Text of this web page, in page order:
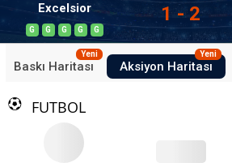
Excelsior
G G G G G
1 - 2
Baskı Haritası
Yeni
Aksiyon Haritası
Yeni
FUTBOL